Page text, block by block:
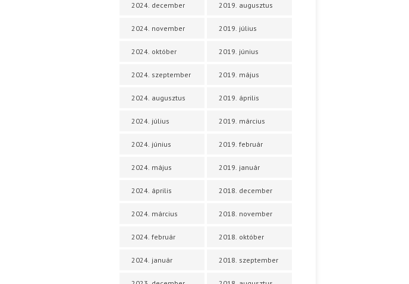
2024. december
2024. november
2024. október
2024. szeptember
2024. augusztus
2024. július
2024. június
2024. május
2024. április
2024. március
2024. február
2024. január
2019. augusztus
2019. július
2019. június
2019. május
2019. április
2019. március
2019. február
2019. január
2018. december
2018. november
2018. október
2018. szeptember